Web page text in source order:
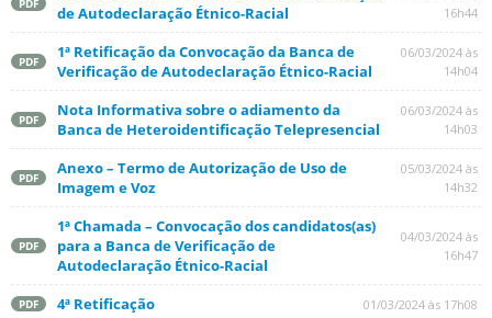
PDF
de Autodeclaração Étnico-Racial
16h44
PDF
1ª Retificação da Convocação da Banca de
Verificação de Autodeclaração Étnico-Racial
06/03/2024 às
14h04
PDF
Nota Informativa sobre o adiamento da
Banca de Heteroidentificação Telepresencial
06/03/2024 às
14h03
PDF
Anexo – Termo de Autorização de Uso de
Imagem e Voz
05/03/2024 às
14h32
PDF
1ª Chamada – Convocação dos candidatos(as)
para a Banca de Verificação de
Autodeclaração Étnico-Racial
04/03/2024 às
16h47
PDF 4ª Retificação 01/03/2024 às 17h08